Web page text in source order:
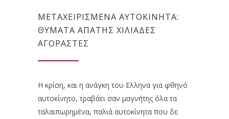
ΜΕΤΑΧΕΙΡΙΣΜΈΝΑ ΑΥΤΟΚΊΝΗΤΑ:
ΘΎΜΑΤΑ ΑΠΆΤΗΣ ΧΙΛΙΆΔΕΣ
ΑΓΟΡΑΣΤΈΣ
Η κρίση, και η ανάγκη του Ελληνα για φθηνό
αυτοκίνητο, τραβάει σαν μαγνήτης όλα τα
ταλαιπωρημένα, παλιά αυτοκίνητα που δε